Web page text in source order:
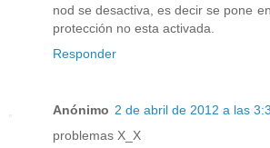
nod se desactiva, es decir se pone
protección no esta activada.
Responder
Anónimo 2 de abril de 2012 a las
problemas X_X